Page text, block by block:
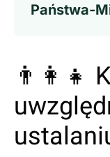
Państwa-
👨‍👩‍👧